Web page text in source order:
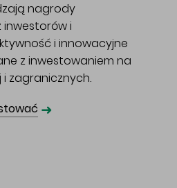
nagrody
inwestorów i
i innowacyjne
z inwestowaniem na
i zagranicznych.
➜